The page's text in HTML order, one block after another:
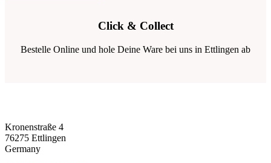
Click & Collect
Bestelle Online und hole Deine Ware bei uns in Ettlingen ab
Kronenstraße 4
76275 Ettlingen
Germany